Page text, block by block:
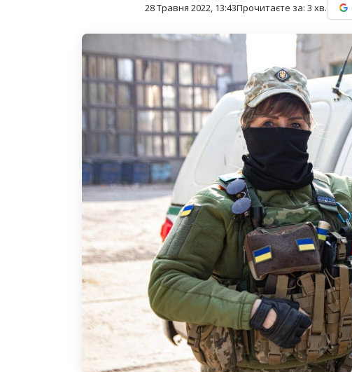
28 Травня 2022, 13:43Прочитаєте за: 3 хв.